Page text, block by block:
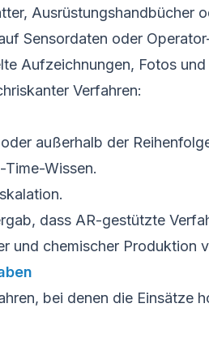
Ausrüstungshandbücher
Sensordaten oder
Aufzeichnungen, Fotos
Verfahren:
außerhalb der
Wissen.
dass AR-gestützte
und chemischer Produktion
bei denen die Einsätze